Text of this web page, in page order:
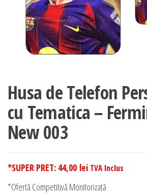
Husa de Telefon
cu Tematica –
New 003
*SUPER PRET: 44,00 lei TVA Inclus
*Ofertă Competitivă Monitorizată